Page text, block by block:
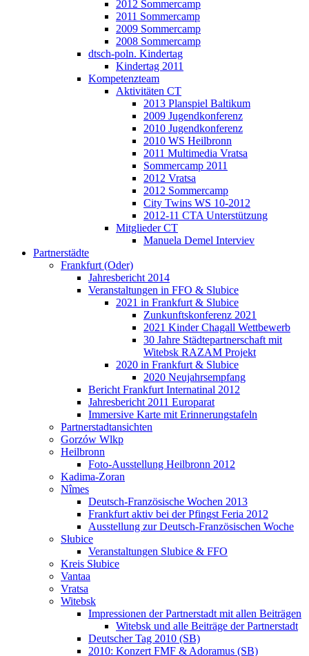
2012 Sommercamp
2011 Sommercamp
2009 Sommercamp
2008 Sommercamp
dtsch-poln. Kindertag
Kindertag 2011
Kompetenzteam
Aktivitäten CT
2013 Planspiel Baltikum
2009 Jugendkonferenz
2010 Jugendkonferenz
2010 WS Heilbronn
2011 Multimedia Vratsa
Sommercamp 2011
2012 Vratsa
2012 Sommercamp
City Twins WS 10-2012
2012-11 CTA Unterstützung
Mitglieder CT
Manuela Demel Interviev
Partnerstädte
Frankfurt (Oder)
Jahresbericht 2014
Veranstaltungen in FFO & Slubice
2021 in Frankfurt & Slubice
Zunkunftskonferenz 2021
2021 Kinder Chagall Wettbewerb
30 Jahre Städtepartnerschaft mit
Witebsk RAZAM Projekt
2020 in Frankfurt & Slubice
2020 Neujahrsempfang
Bericht Frankfurt Internatinal 2012
Jahresbericht 2011 Europarat
Immersive Karte mit Erinnerungstafeln
Partnerstadtansichten
Gorzów Wlkp
Heilbronn
Foto-Ausstellung Heilbronn 2012
Kadima-Zoran
Nîmes
Deutsch-Französische Wochen 2013
Frankfurt aktiv bei der Pfingst Feria 2012
Ausstellung zur Deutsch-Französischen Woche
Słubice
Veranstaltungen Slubice & FFO
Kreis Słubice
Vantaa
Vratsa
Witebsk
Impressionen der Partnerstadt mit allen Beiträgen
Witebsk und alle Beiträge der Partnerstadt
Deutscher Tag 2010 (SB)
2010: Konzert FMF & Adoramus (SB)